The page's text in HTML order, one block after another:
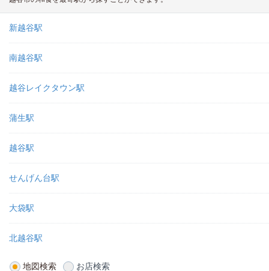
新越谷駅
南越谷駅
越谷レイクタウン駅
蒲生駅
越谷駅
せんげん台駅
大袋駅
北越谷駅
地図検索 お店検索